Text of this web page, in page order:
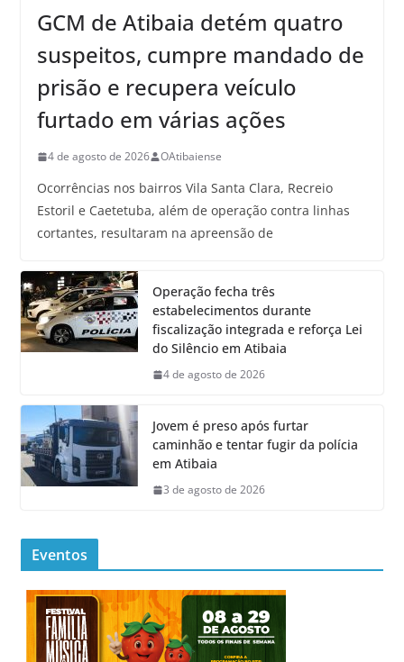
GCM de Atibaia detém quatro
suspeitos, cumpre mandado de
prisão e recupera veículo
furtado em várias ações
4 de agosto de 2026 OAtibaiense
Ocorrências nos bairros Vila Santa Clara, Recreio
Estoril e Caetetuba, além de operação contra linhas
cortantes, resultaram na apreensão de
Operação fecha três
estabelecimentos durante
fiscalização integrada e reforça Lei
do Silêncio em Atibaia
4 de agosto de 2026
Jovem é preso após furtar
caminhão e tentar fugir da polícia
em Atibaia
3 de agosto de 2026
Eventos